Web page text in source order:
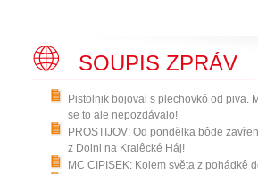
SOUPIS ZPRÁV
Pistolnik bojoval s plechovkó od piva.
se to ale nepozdávalo!
PROSTIJOV: Od pondělka bôde
z Dolni na Kralêcké Háj!
MC CIPISEK: Kolem světa z pohádkê